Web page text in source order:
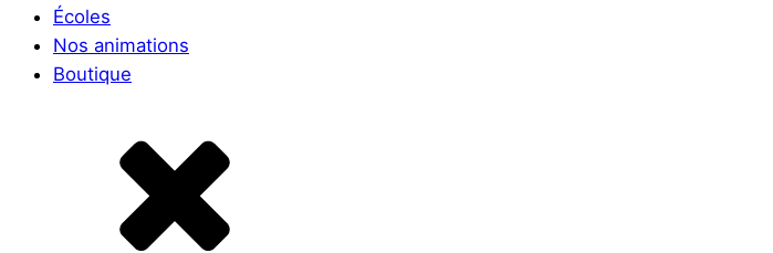
Écoles
Nos animations
Boutique